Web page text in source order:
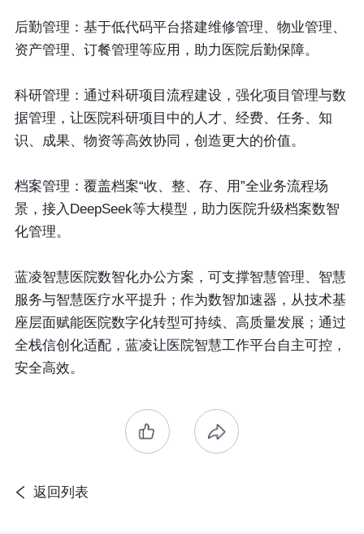
后勤管理 ：基于低代码平台搭建维修管理、物业管理、
资产管理、订餐管理等应用，助力医院后勤保障。
科研管理 ：通过科研项目流程建设，强化项目管理与数
据管理，让医院科研项目中的人才、经费、任务、知
识、成果、物资等高效协同，创造更大的价值。
档案管理 ：覆盖档案“收、整、存、用”全业务流程场
景，接入DeepSeek等大模型，助力医院升级档案数智
化管理。
蓝凌智慧医院数智化办公方案，可支撑智慧管理、智慧
服务与智慧医疗水平提升；作为数智加速器，从技术基
座层面赋能医院数字化转型可持续、高质量发展；通过
全栈信创化适配，蓝凌让医院智慧工作平台自主可控，
安全高效。
返回列表